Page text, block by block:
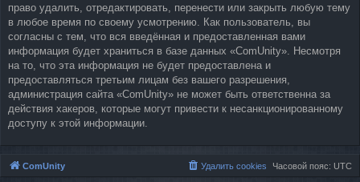
право удалить, отредактировать, перенести или закрыть любую тему
в любое время по своему усмотрению. Как пользователь, вы
согласны с тем, что вся введённая и предоставленная вами
информация будет храниться в базе данных «ComUnity». Несмотря
на то, что эта информация не будет предоставлена и
предоставляться третьим лицам без вашего разрешения,
администрация сайта «ComUnity» не может быть ответственна за
действия хакеров, которые могут привести к несанкционированному
доступу к этой информации.
ComUnity Часовой пояс: UTC
Удалить cookies